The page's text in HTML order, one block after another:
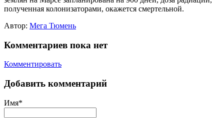
полученная колонизаторами, окажется смертельной.
Автор: Мега Тюмень
Комментариев пока нет
Комментировать
Добавить комментарий
Имя*